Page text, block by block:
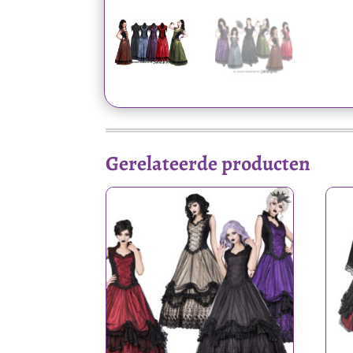
Gerelateerde producten